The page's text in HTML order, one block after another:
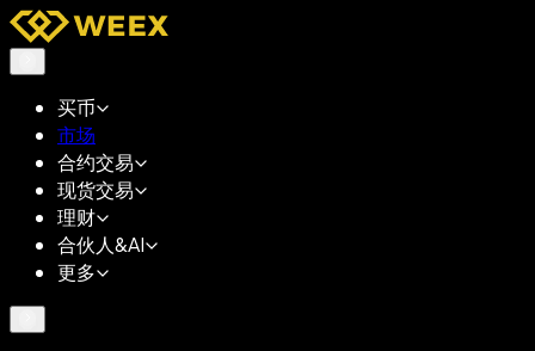
买币
市场
合约交易
现货交易
理财
合伙人&AI
更多